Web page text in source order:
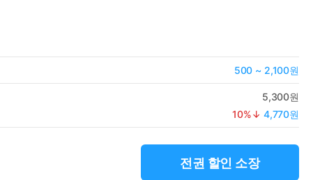
500 ~ 2,100원
5,300원
10%↓ 4,770원
전권 할인 소장